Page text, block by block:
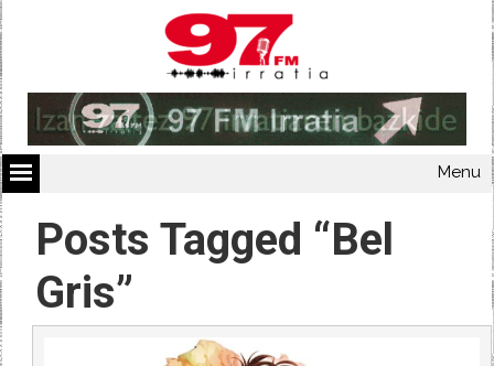
Menu
Posts Tagged “Bel
Gris”